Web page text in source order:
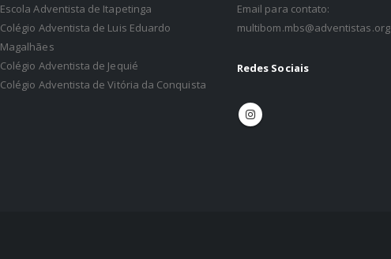
Escola Adventista de Itapetinga
Colégio Adventista de Luis Eduardo
Magalhães
Colégio Adventista de Jequié
Colégio Adventista de Vitória da Conquista
Email para contato:
multibom.mbs@adventistas.org
Redes Sociais